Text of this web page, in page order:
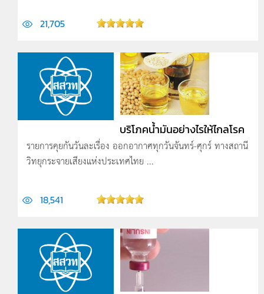
21,705
บริโภคน้ำมันอย่างไรให้ไกลโรค
รายการคุยกันวันละเรื่อง ออกอากาศทุกวันจันทร์-ศุกร์ ทางสถานี
วิทยุกระจายเสียงแห่งประเทศไทย ...
18,541